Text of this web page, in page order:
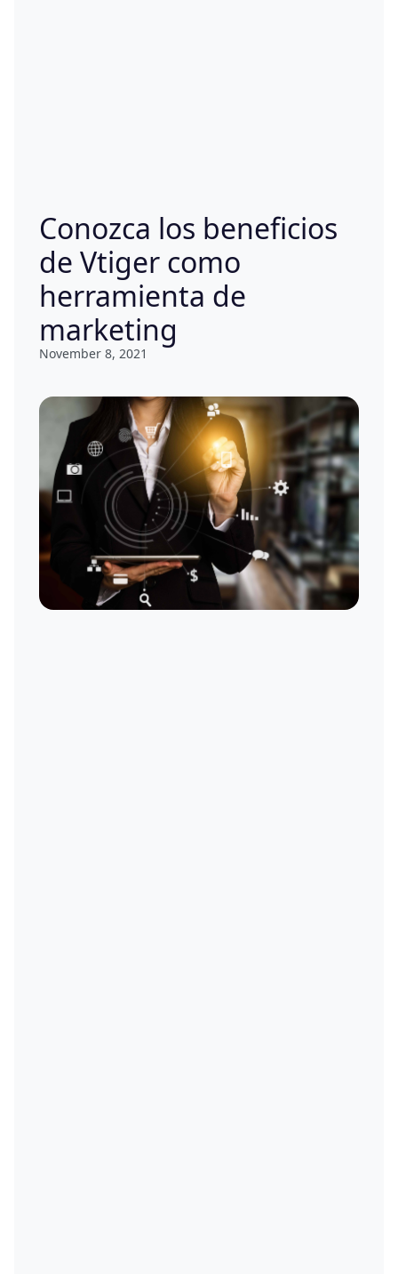
Conozca los beneficios
de Vtiger como
herramienta de
marketing
November 8, 2021